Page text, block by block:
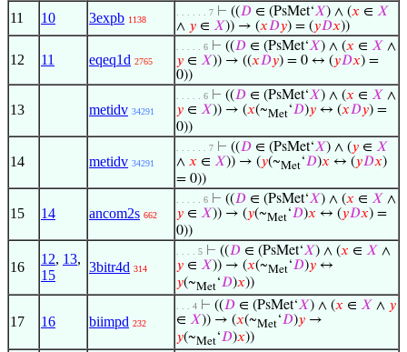
11 10 3expb 1138
. . . . . . 7 ⊢ ((𝐷 ∈ (PsMet‘𝑋) ∧ (𝑥 ∈ 𝑋
∧ 𝑦 ∈ 𝑋)) → (𝑥𝐷𝑦) = (𝑦𝐷𝑥))
12 11 eqeq1d 2765
. . . . . 6 ⊢ ((𝐷 ∈ (PsMet‘𝑋) ∧ (𝑥 ∈ 𝑋 ∧
𝑦 ∈ 𝑋)) → ((𝑥𝐷𝑦) = 0 ↔ (𝑦𝐷𝑥) =
0))
13 metidv 34291
. . . . . 6 ⊢ ((𝐷 ∈ (PsMet‘𝑋) ∧ (𝑥 ∈ 𝑋 ∧
𝑦 ∈ 𝑋)) → (𝑥(~Met‘𝐷)𝑦 ↔ (𝑥𝐷𝑦) =
0))
14 metidv 34291
. . . . . . 7 ⊢ ((𝐷 ∈ (PsMet‘𝑋) ∧ (𝑦 ∈ 𝑋
∧ 𝑥 ∈ 𝑋)) → (𝑦(~Met‘𝐷)𝑥 ↔ (𝑦𝐷𝑥)
= 0))
15 14 ancom2s 662
. . . . . 6 ⊢ ((𝐷 ∈ (PsMet‘𝑋) ∧ (𝑥 ∈ 𝑋 ∧
𝑦 ∈ 𝑋)) → (𝑦(~Met‘𝐷)𝑥 ↔ (𝑦𝐷𝑥) =
0))
16
12, 13,
15
3bitr4d 314
. . . . 5 ⊢ ((𝐷 ∈ (PsMet‘𝑋) ∧ (𝑥 ∈ 𝑋 ∧
𝑦 ∈ 𝑋)) → (𝑥(~Met‘𝐷)𝑦 ↔
𝑦(~Met‘𝐷)𝑥))
17 16 biimpd 232
. . . 4 ⊢ ((𝐷 ∈ (PsMet‘𝑋) ∧ (𝑥 ∈ 𝑋 ∧ 𝑦
∈ 𝑋)) → (𝑥(~Met‘𝐷)𝑦 →
𝑦(~Met‘𝐷)𝑥))